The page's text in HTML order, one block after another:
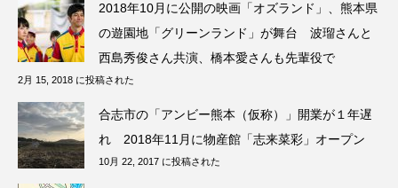
2018年10月に公開の映画「オズランド」、熊本県
の遊園地「グリーンランド」が舞台 波瑠さんと
西島秀俊さん共演、橋本愛さんも先輩役で
2月 15, 2018 に投稿された
合志市の「アンビー熊本（仮称）」開業が１年遅
れ 2018年11月に物産館「志来菜彩」オープン
10月 22, 2017 に投稿された